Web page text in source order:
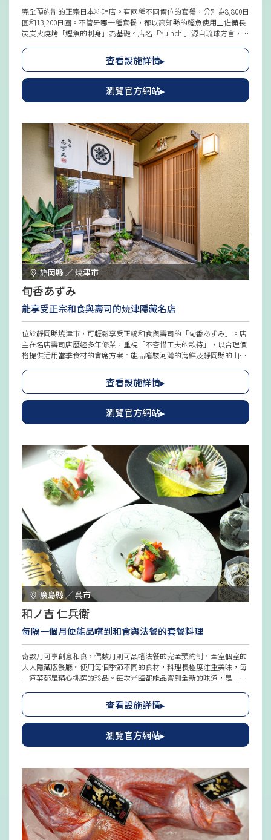
完全預約制的正宗日本料理店。有兩種不同價位的套餐，分別為8,800日
圓和13,200日圓。不管是哪一種套餐，都以高知縣的鰹魚使用土佐備長
炭炭火燒烤「鰹魚的刺身」為基礎。店名「Yuinchi」源自琉球方言，意
店名如其所示，從四季食材中精心挑選，充分利用一次一會的料理搭
配。此外，店內擺放著從全國各地收集來的燒烤器皿、古董、現代作家
物品等，讓客人在美食之餘也能用眼睛享受。
查看設施詳情▸
瀏覽官方網站▸
静岡縣 ／ 焼津市
旬香あずみ
能享受正宗和食與壽司的焼津隱藏名店
位於靜岡縣燒津市，可輕鬆享受正統和食與壽司的「旬香あずみ」。店
主在名店壽司店歷經多年修業，重視「不吝惜工夫的款待」，以合理價
格提供活用當季食材的會席方案。能品嚐駿河灣的海鮮及靜岡縣的山產
受到年輕世代的喜愛。季節限定的河豚方案等，每次造訪都能遇見新滋
味令人欣喜。盡情享受既高雅又親切的料理吧。
查看設施詳情▸
瀏覽官方網站▸
廣島縣 ／ 呉市
和ノ吉 仁兵衛
每隔一個月便能品嚐到和食與法餐的套餐料理
奇數月可享創意和食，偶數月則可品嚐法餐的完全預約制、全室個室的
大人隱藏版餐廳。使用每個季節不同的食材，料理長極度注重美味，每
一道菜都是精心挑選的珍品。每次光臨都能品嘗到全新的味道，是一家
查看設施詳情▸
瀏覽官方網站▸